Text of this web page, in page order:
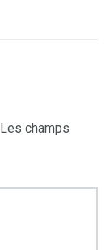
Les champs